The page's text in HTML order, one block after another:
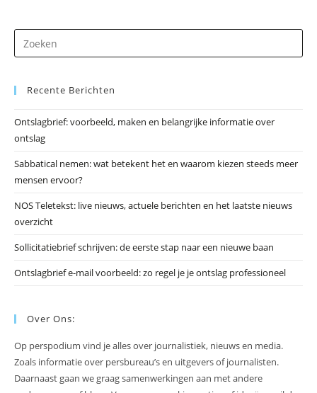
op
Recente Berichten
Ontslagbrief: voorbeeld, maken en belangrijke informatie over
ontslag
Sabbatical nemen: wat betekent het en waarom kiezen steeds meer
mensen ervoor?
NOS Teletekst: live nieuws, actuele berichten en het laatste nieuws
overzicht
Sollicitatiebrief schrijven: de eerste stap naar een nieuwe baan
Ontslagbrief e-mail voorbeeld: zo regel je je ontslag professioneel
Over Ons:
Op perspodium vind je alles over journalistiek, nieuws en media.
Zoals informatie over persbureau’s en uitgevers of journalisten.
Daarnaast gaan we graag samenwerkingen aan met andere